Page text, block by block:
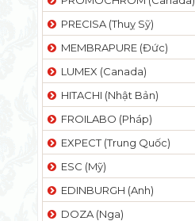
PRECISA (Thuỵ Sỹ)
MEMBRAPURE (Đức)
LUMEX (Canada)
HITACHI (Nhật Bản)
FROILABO (Pháp)
EXPECT (Trung Quốc)
ESC (Mỹ)
EDINBURGH (Anh)
DOZA (Nga)